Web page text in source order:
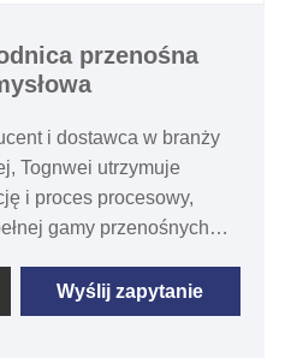
przenośna
i dostawca w branży
Tognwei utrzymuje
i proces procesowy,
gamy przenośnych
2 ton do 300 ton
MOLIC, MOLIC,
Wyślij zapytanie